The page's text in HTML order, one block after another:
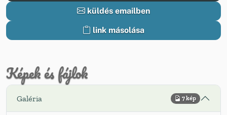
küldés emailben
link másolása
Képek és fájlok
Galéria 7 kép